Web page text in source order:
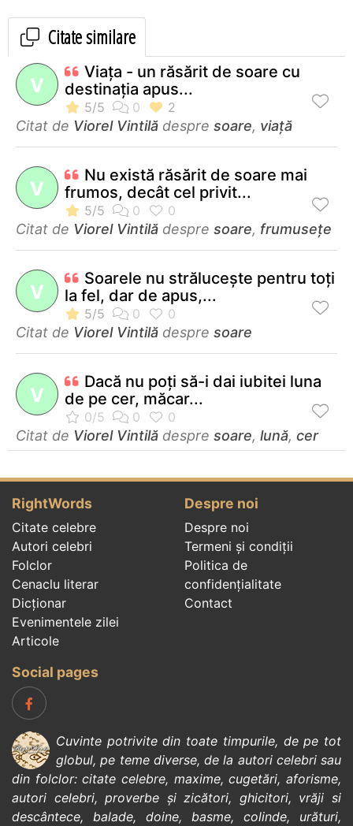
Citate similare
V
Viaţa - un răsărit de soare cu
destinaţia apus...
Citat de Viorel Vintilă despre soare, viață
V
Nu există răsărit de soare mai
frumos, decât cel privit...
Citat de Viorel Vintilă despre soare, frumusețe
V
Soarele nu străluceşte pentru toţi
la fel, dar de apus,...
Citat de Viorel Vintilă despre soare
V
Dacă nu poţi să-i dai iubitei luna
de pe cer, măcar...
Citat de Viorel Vintilă despre soare, lună, cer
RightWords
Citate celebre
Autori celebri
Folclor
Cenaclu literar
Dicționar
Evenimentele zilei
Articole
Despre noi
Despre noi
Termeni și condiții
Politica de
confidenţialitate
Contact
Social pages
Cuvinte potrivite din toate timpurile, de pe tot
globul, pe teme diverse, de la autori celebrisau
din folclor:citate celebre, maxime,cugetări,aforisme,
autori celebri,proverbe și zicători, ghicitori, vrăji si
descântece, balade, doine, basme, colinde, urături,